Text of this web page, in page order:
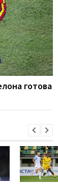
готова